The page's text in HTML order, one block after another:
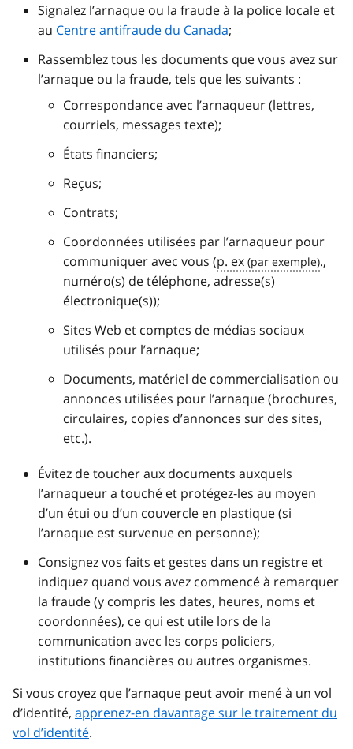
Signalez l’arnaque ou la fraude à la police locale et
au Centre antifraude du Canada;
Rassemblez tous les documents que vous avez sur
l’arnaque ou la fraude, tels que les suivants :
Correspondance avec l’arnaqueur (lettres,
courriels, messages texte);
États financiers;
Reçus;
Contrats;
Coordonnées utilisées par l’arnaqueur pour
communiquer avec vous (p. ex
.,
numéro(s) de téléphone, adresse(s)
électronique(s));
Sites Web et comptes de médias sociaux
utilisés pour l’arnaque;
Documents, matériel de commercialisation ou
annonces utilisées pour l’arnaque (brochures,
circulaires, copies d’annonces sur des sites,
etc.).
Évitez de toucher aux documents auxquels
l’arnaqueur a touché et protégez‑les au moyen
d’un étui ou d’un couvercle en plastique (si
l’arnaque est survenue en personne);
Consignez vos faits et gestes dans un registre et
indiquez quand vous avez commencé à remarquer
la fraude (y compris les dates, heures, noms et
coordonnées), ce qui est utile lors de la
communication avec les corps policiers,
institutions financières ou autres organismes.
Si vous croyez que l’arnaque peut avoir mené à un vol
d’identité, apprenez-en davantage sur le traitement du
vol d’identité.